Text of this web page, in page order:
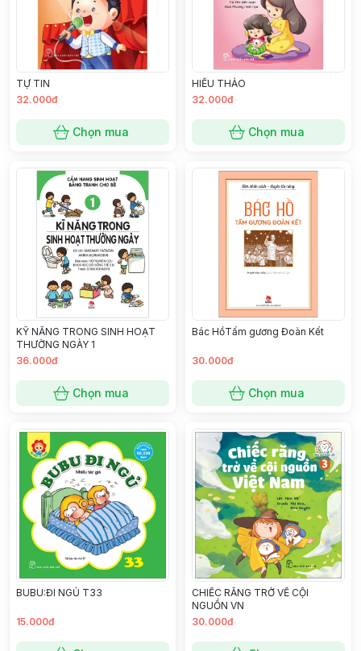
TỰ TIN
32.000đ
Chọn mua
HIẾU THẢO
32.000đ
Chọn mua
KỸ NĂNG TRONG SINH HOẠT
THƯỜNG NGÀY 1
36.000đ
Chọn mua
Bác HồTấm gương Đoàn Kết
30.000đ
Chọn mua
BUBU:ĐI NGỦ T33
15.000đ
CHIẾC RĂNG TRỞ VỀ CỘI
NGUỒN VN
30.000đ